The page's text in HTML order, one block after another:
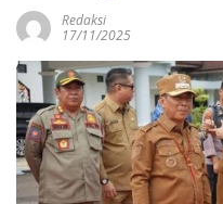
Redaksi
17/11/2025